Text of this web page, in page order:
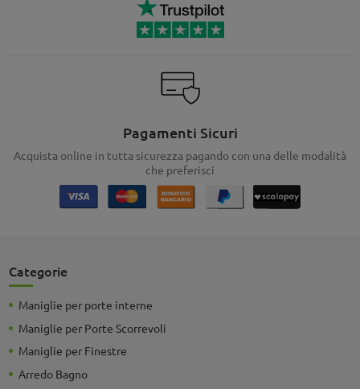
Pagamenti Sicuri
Acquista online in tutta sicurezza pagando con una delle modalità
che preferisci
Categorie
Maniglie per porte interne
Maniglie per Porte Scorrevoli
Maniglie per Finestre
Arredo Bagno